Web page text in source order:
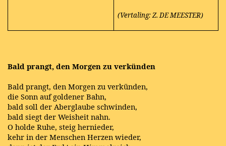
(Vertaling: Z. DE MEESTER)
Bald prangt, den Morgen zu verkünden
Bald prangt, den Morgen zu verkünden,
die Sonn auf goldener Bahn,
bald soll der Aberglaube schwinden,
bald siegt der Weisheit nahn.
O holde Ruhe, steig hernieder,
kehr in der Menschen Herzen wieder,